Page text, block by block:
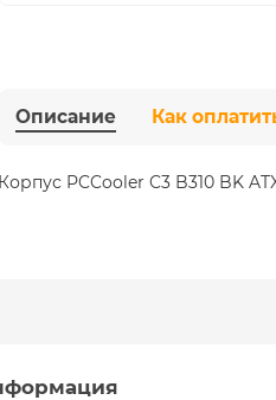
Описание Как
Корпус PCCooler C3 B310 BK